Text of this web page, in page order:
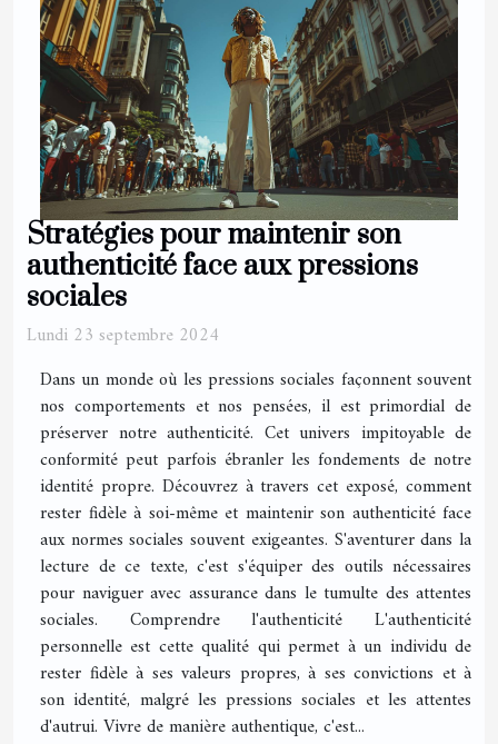
Stratégies pour maintenir son
authenticité face aux pressions
sociales
Lundi 23 septembre 2024
Dans un monde où les pressions sociales façonnent souvent
nos comportements et nos pensées, il est primordial de
préserver notre authenticité. Cet univers impitoyable de
conformité peut parfois ébranler les fondements de notre
identité propre. Découvrez à travers cet exposé, comment
rester fidèle à soi-même et maintenir son authenticité face
aux normes sociales souvent exigeantes. S'aventurer dans la
lecture de ce texte, c'est s'équiper des outils nécessaires
pour naviguer avec assurance dans le tumulte des attentes
sociales. Comprendre l'authenticité L'authenticité
personnelle est cette qualité qui permet à un individu de
rester fidèle à ses valeurs propres, à ses convictions et à
son identité, malgré les pressions sociales et les attentes
d'autrui. Vivre de manière authentique, c'est...